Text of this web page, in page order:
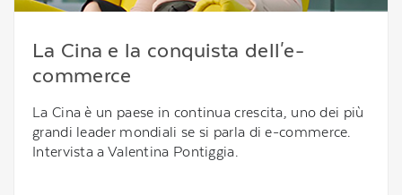
La Cina e la conquista dell'e-
commerce
La Cina è un paese in continua crescita, uno dei più
grandi leader mondiali se si parla di e-commerce.
Intervista a Valentina Pontiggia.